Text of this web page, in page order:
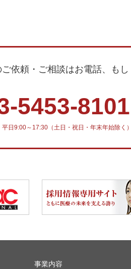
依頼・ご相談はお電話、も
5453-8101
日9:00～17:30（土日・祝日・年末年始除く）
事業内容